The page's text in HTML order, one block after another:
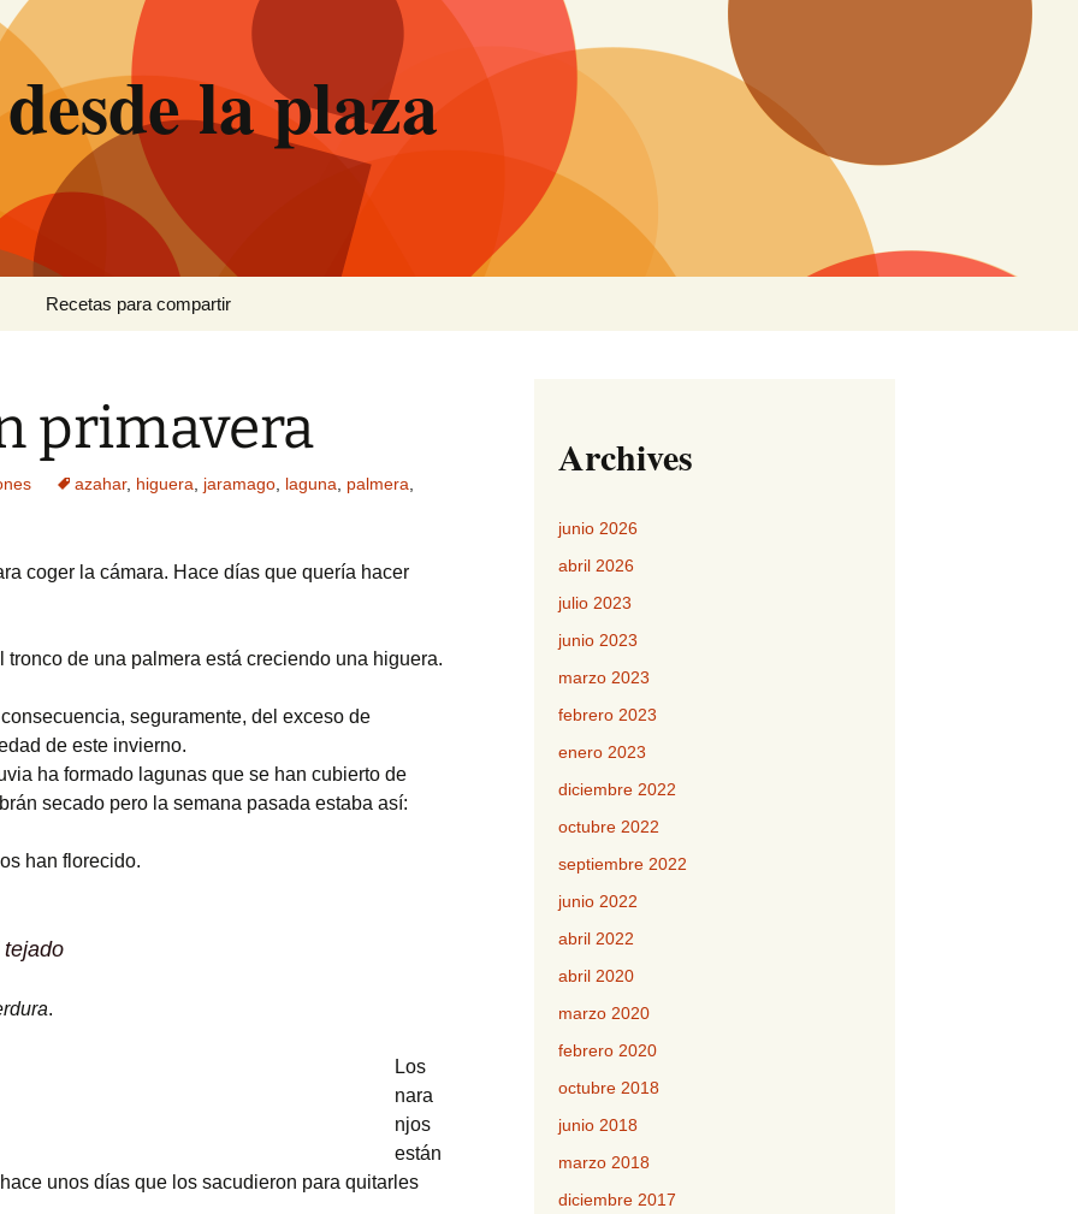
la plaza
Recetas para compartir
Ensalada de brócoli
Hornazo
Paté
Pestiños
Polvorones
Tiramisú
primavera
azahar, higuera jaramago laguna palmera
coger la cámara. Hace días que quería hacer
tronco de una palmera está creciendo una higuera.
seguramente, del exceso de
de este invierno.
ha formado lagunas que se han cubierto de
secado pero la semana pasada estaba así:
han florecido.
.
Los
nara
njos
están
unos días que los sacudieron para quitarles
Archives
junio 2026
abril 2026
julio 2023
junio 2023
marzo 2023
febrero 2023
enero 2023
diciembre 2022
octubre 2022
septiembre 2022
junio 2022
abril 2022
abril 2020
marzo 2020
febrero 2020
octubre 2018
junio 2018
marzo 2018
diciembre 2017